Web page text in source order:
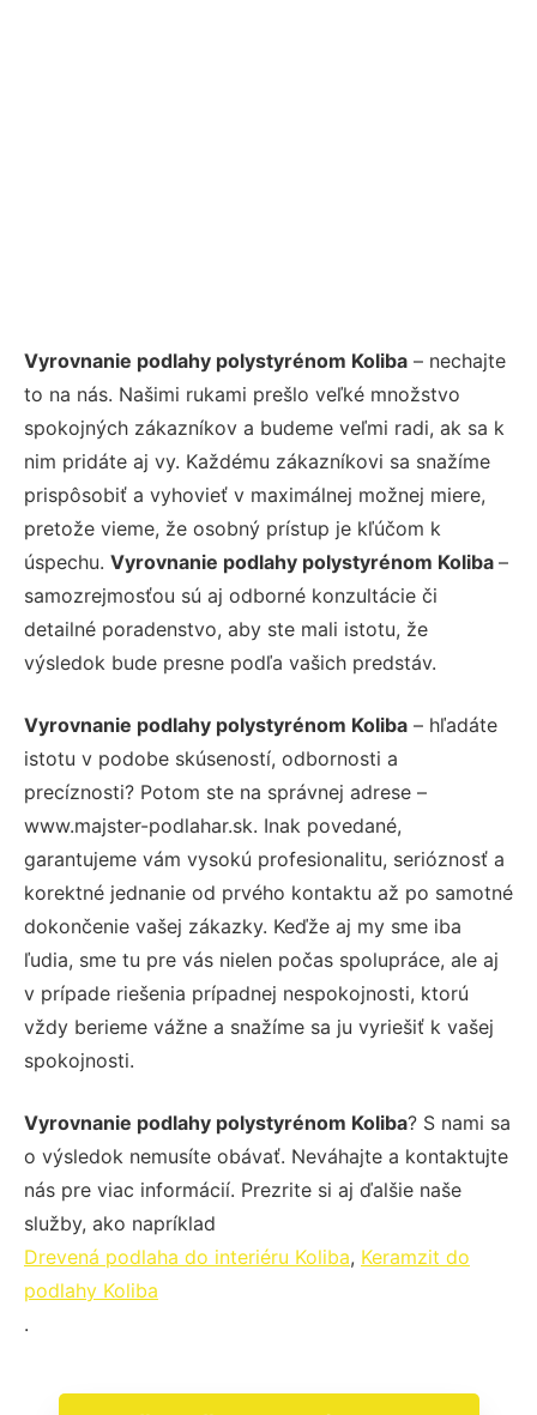
Vyrovnanie podlahy polystyrénom Koliba – nechajte
to na nás. Našimi rukami prešlo veľké množstvo
spokojných zákazníkov a budeme veľmi radi, ak sa k
nim pridáte aj vy. Každému zákazníkovi sa snažíme
prispôsobiť a vyhovieť v maximálnej možnej miere,
pretože vieme, že osobný prístup je kľúčom k
úspechu. Vyrovnanie podlahy polystyrénom Koliba –
samozrejmosťou sú aj odborné konzultácie či
detailné poradenstvo, aby ste mali istotu, že
výsledok bude presne podľa vašich predstáv.
Vyrovnanie podlahy polystyrénom Koliba – hľadáte
istotu v podobe skúseností, odbornosti a
precíznosti? Potom ste na správnej adrese –
www.majster-podlahar.sk. Inak povedané,
garantujeme vám vysokú profesionalitu, serióznosť a
korektné jednanie od prvého kontaktu až po samotné
dokončenie vašej zákazky. Keďže aj my sme iba
ľudia, sme tu pre vás nielen počas spolupráce, ale aj
v prípade riešenia prípadnej nespokojnosti, ktorú
vždy berieme vážne a snažíme sa ju vyriešiť k vašej
spokojnosti.
Vyrovnanie podlahy polystyrénom Koliba? S nami sa
o výsledok nemusíte obávať. Neváhajte a kontaktujte
nás pre viac informácií. Prezrite si aj ďalšie naše
služby, ako napríklad
Drevená podlaha do interiéru Koliba, Keramzit do
podlahy Koliba
.